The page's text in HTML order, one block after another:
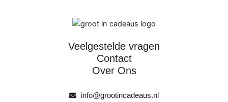
Veelgestelde vragen
Contact
Over Ons
info@grootincadeaus.nl